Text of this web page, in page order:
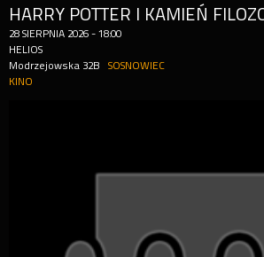
28 SIERPNIA 2026 -18:00
HELIOS
Modrzejowska 32B
SOSNOWIEC
KINO